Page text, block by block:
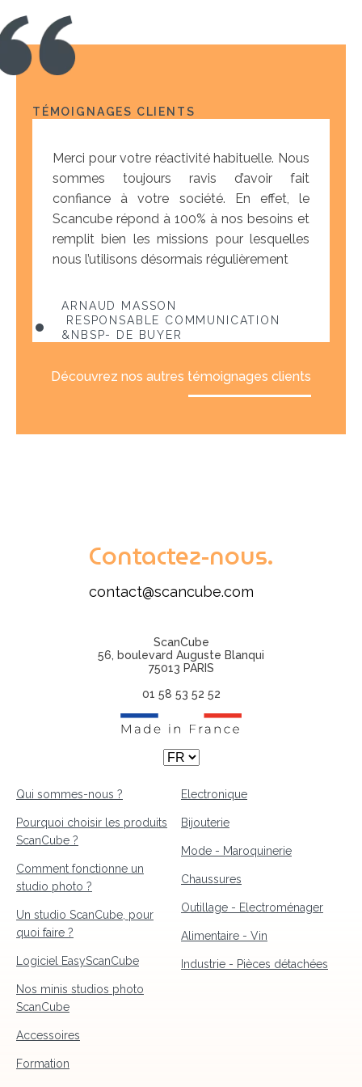
TÉMOIGNAGES CLIENTS
Merci pour votre réactivité habituelle. Nous
sommes toujours ravis d’avoir fait
confiance à votre société. En effet, le
Scancube répond à 100% à nos besoins et
remplit bien les missions pour lesquelles
nous l’utilisons désormais régulièrement
ARNAUD MASSON
RESPONSABLE COMMUNICATION
&NBSP- DE BUYER
Découvrez nos autres témoignages clients
Contactez-nous.
contact@scancube.com
ScanCube
56, boulevard Auguste Blanqui
75013 PARIS
01 58 53 52 52
Qui sommes-nous ?
Pourquoi choisir les produits
ScanCube ?
Comment fonctionne un
studio photo ?
Un studio ScanCube, pour
quoi faire ?
Logiciel EasyScanCube
Nos minis studios photo
ScanCube
Accessoires
Formation
Electronique
Bijouterie
Mode - Maroquinerie
Chaussures
Outillage - Electroménager
Alimentaire - Vin
Industrie - Pièces détachées